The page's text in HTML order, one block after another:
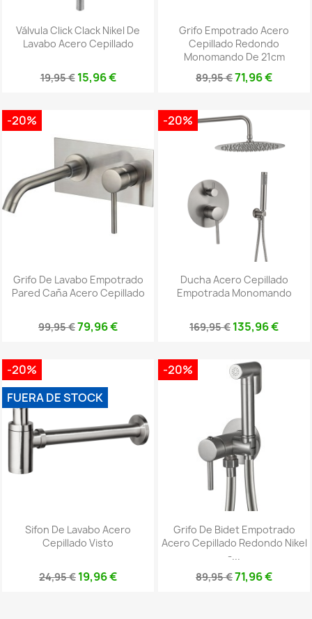
Válvula Click Clack Nikel De
Lavabo Acero Cepillado
19,95 € 15,96 €
Grifo Empotrado Acero
Cepillado Redondo
Monomando De 21cm
89,95 €71,96 €
Grifo De Lavabo Empotrado
Pared Caña Acero Cepillado
99,95 €79,96 €
-20%
Ducha Acero Cepillado
Empotrada Monomando
169,95 € 135,96 €
-20%
Sifon De Lavabo Acero
Cepillado Visto
24,95 € 19,96 €
-20%
FUERA DE STOCK
Grifo De Bidet Empotrado
Acero Cepillado Redondo Nikel
-...
89,95 €71,96 €
-20%